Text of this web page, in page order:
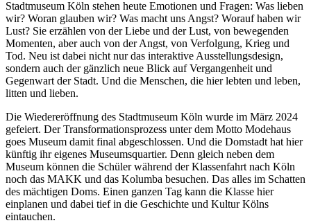
Stadtmuseum Köln stehen heute Emotionen und Fragen: Was lieben
wir? Woran glauben wir? Was macht uns Angst? Worauf haben wir
Lust? Sie erzählen von der Liebe und der Lust, von bewegenden
Momenten, aber auch von der Angst, von Verfolgung, Krieg und
Tod. Neu ist dabei nicht nur das interaktive Ausstellungsdesign,
sondern auch der gänzlich neue Blick auf Vergangenheit und
Gegenwart der Stadt. Und die Menschen, die hier lebten und leben,
litten und lieben.
Die Wiedereröffnung des Stadtmuseum Köln wurde im März 2024
gefeiert. Der Transformationsprozess unter dem Motto Modehaus
goes Museum damit final abgeschlossen. Und die Domstadt hat hier
künftig ihr eigenes Museumsquartier. Denn gleich neben dem
Museum können die Schüler während der Klassenfahrt nach Köln
noch das MAKK und das Kolumba besuchen. Das alles im Schatten
des mächtigen Doms. Einen ganzen Tag kann die Klasse hier
einplanen und dabei tief in die Geschichte und Kultur Kölns
eintauchen.